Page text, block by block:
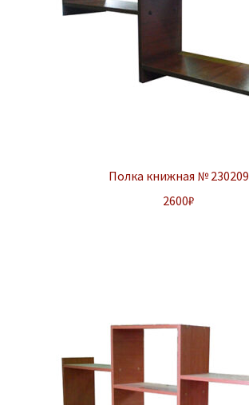
Полка книжная № 230209
2600₽